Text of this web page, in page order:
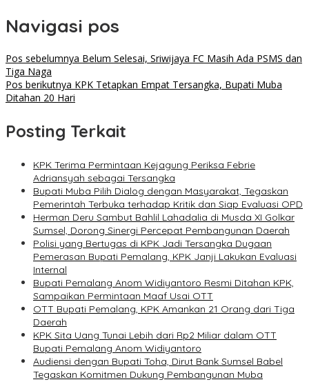
Navigasi pos
Pos sebelumnya Belum Selesai, Sriwijaya FC Masih Ada PSMS dan
Tiga Naga
Pos berikutnya KPK Tetapkan Empat Tersangka, Bupati Muba
Ditahan 20 Hari
Posting Terkait
KPK Terima Permintaan Kejagung Periksa Febrie
Adriansyah sebagai Tersangka
Bupati Muba Pilih Dialog dengan Masyarakat, Tegaskan
Pemerintah Terbuka terhadap Kritik dan Siap Evaluasi OPD
Herman Deru Sambut Bahlil Lahadalia di Musda XI Golkar
Sumsel, Dorong Sinergi Percepat Pembangunan Daerah
Polisi yang Bertugas di KPK Jadi Tersangka Dugaan
Pemerasan Bupati Pemalang, KPK Janji Lakukan Evaluasi
Internal
Bupati Pemalang Anom Widiyantoro Resmi Ditahan KPK,
Sampaikan Permintaan Maaf Usai OTT
OTT Bupati Pemalang, KPK Amankan 21 Orang dari Tiga
Daerah
KPK Sita Uang Tunai Lebih dari Rp2 Miliar dalam OTT
Bupati Pemalang Anom Widiyantoro
Audiensi dengan Bupati Toha, Dirut Bank Sumsel Babel
Tegaskan Komitmen Dukung Pembangunan Muba